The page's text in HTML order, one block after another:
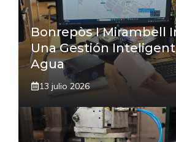
Bonrepòs I Mirambell
Una Gestión
Agua
13 julio 2026